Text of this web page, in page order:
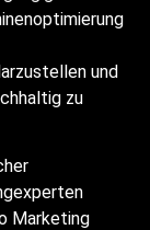
und
zu
Marketing